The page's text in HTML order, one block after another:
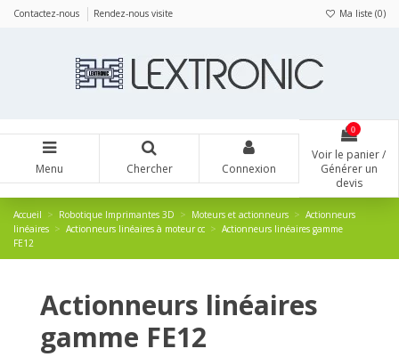
Contactez-nous Rendez-nous visite Ma liste (0)
Menu Chercher Connexion
0
Voir le panier /
Générer un
devis
Accueil Robotique Imprimantes 3D Moteurs et actionneurs
Actionneurs
linéaires
Actionneurs linéaires à moteur cc
Actionneurs linéaires gamme
FE12
Actionneurs linéaires
gamme FE12
Panneau de gestion des cookies